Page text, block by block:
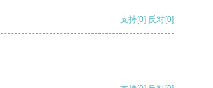
支持[0] 反对[0]